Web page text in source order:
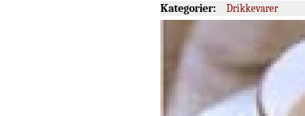
Kategorier: Drikkevarer